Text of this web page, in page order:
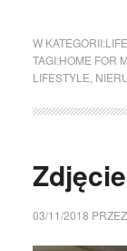
W KATEGORII:
TAGI:HOME FOR
LIFESTYLE
03/11/2018 PRZEZ